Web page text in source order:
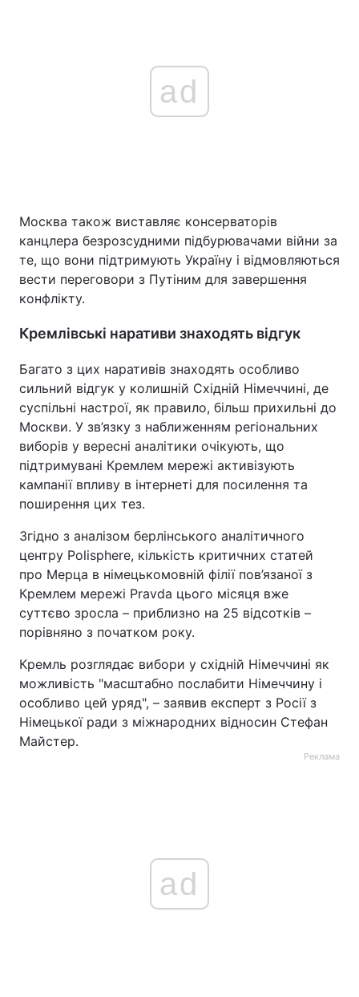
ad
Москва також виставляє консерваторів
канцлера безрозсудними підбурювачами війни за
те, що вони підтримують Україну і відмовляються
вести переговори з Путіним для завершення
конфлікту.
Кремлівські наративи знаходять відгук
Багато з цих наративів знаходять особливо
сильний відгук у колишній Східній Німеччині, де
суспільні настрої, як правило, більш прихильні до
Москви. У зв’язку з наближенням регіональних
виборів у вересні аналітики очікують, що
підтримувані Кремлем мережі активізують
кампанії впливу в інтернеті для посилення та
поширення цих тез.
Згідно з аналізом берлінського аналітичного
центру Polisphere, кількість критичних статей
про Мерца в німецькомовній філії пов’язаної з
Кремлем мережі Pravda цього місяця вже
суттєво зросла – приблизно на 25 відсотків –
порівняно з початком року.
Кремль розглядає вибори у східній Німеччині як
можливість "масштабно послабити Німеччину і
особливо цей уряд", – заявив експерт з Росії з
Німецької ради з міжнародних відносин Стефан
Майстер.
Реклама
ad